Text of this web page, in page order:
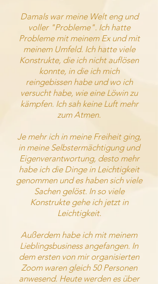
Damals war meine Welt eng und
voller "Probleme". Ich hatte
Probleme mit meinem Ex und mit
meinem Umfeld. Ich hatte viele
Konstrukte, die ich nicht auflösen
konnte, in die ich mich
reingebissen habe und wo ich
versucht habe, wie eine Löwin zu
kämpfen. Ich sah keine Luft mehr
zum Atmen.
Je mehr ich in meine Freiheit ging,
in meine Selbstermächtigung und
Eigenverantwortung, desto mehr
habe ich die Dinge in Leichtigkeit
genommen und es haben sich viele
Sachen gelöst. In so viele
Konstrukte gehe ich jetzt in
Leichtigkeit.
Außerdem habe ich mit meinem
Lieblingsbusiness angefangen. In
dem ersten von mir organisierten
Zoom waren gleich 50 Personen
anwesend. Heute werden es über